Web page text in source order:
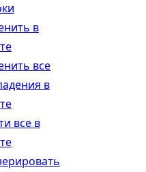
в
все
в
все в